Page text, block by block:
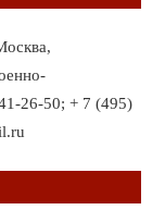
26-50; + 7 (495)